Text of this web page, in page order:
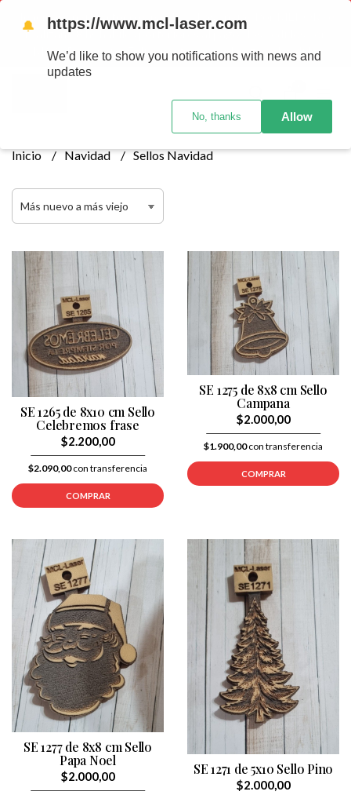
Tenemos envios a todo el pais!........ Los envios Por MENOR se
realizan 48 hs habiles porteriores al pago , los pedidos por
MAYOR se envian 7 dias posteriores al pago del pedido
Inicio Navidad Sellos Navidad
SE 1265 de 8x10 cm Sello
Celebremos frase
$2.200,00
$2.090,00con transferencia
COMPRAR
SE 1275 de 8x8 cm Sello
Campana
$2.000,00
$1.900,00con transferencia
COMPRAR
SE 1277 de 8x8 cm Sello
Papa Noel
$2.000,00 SE 1271 de 5x10 Sello Pino
$2.000,00
🔔 https://www.mcl-laser.com
We’d like to show you notifications with news and
updates
No, thanks Allow